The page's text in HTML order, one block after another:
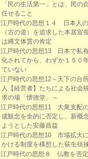
「民の生活第一」とは、民の
任せること
江戸時代の思想１４ 日本人
（古の道）を追求した本居宣
は縄文体質の肯定
江戸時代の思想13 日本で私
化されてから、わずか１５０
ていない
江戸時代の思想12～天下の台
人【経営者】たちによる社会
求の場「懐徳堂」～
江戸時代の思想11 大衆支配
成観念を全的に否定し、新概
ようとした安藤昌益
江戸時代の思想10 市場拡大
かける制度を構想した荻生徂
江戸時代の思想８ 仏教を否